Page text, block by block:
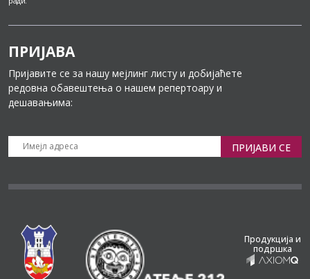
ПРИЈАВА
Пријавите се за нашу мејлинг листу и добијаћете
редовна обавештења о нашем репертоару и
дешавањима:
ПРИЈАВИ СЕ
Продукција и
подршка